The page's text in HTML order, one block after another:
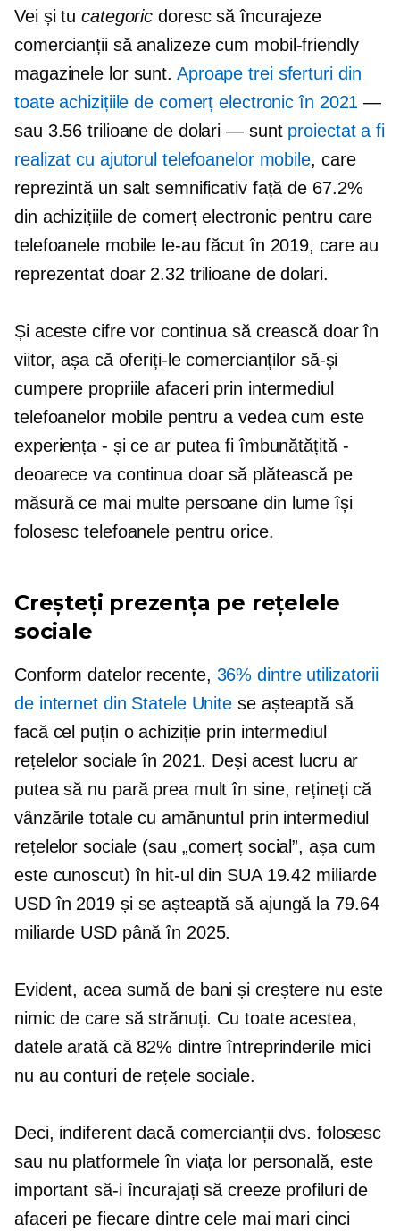
Vei și tu categoric doresc să încurajeze
comercianții să analizeze cum mobil-friendly
magazinele lor sunt. Aproapetrei sferturidin
toate achizițiile de comerț electronic în 2021 —
sau 3.56 trilioane de dolari — sunt proiectat a fi
realizat cu ajutorul telefoanelor mobile, care
reprezintă un salt semnificativ față de 67.2%
din achizițiile de comerț electronic pentru care
telefoanele mobile le-au făcut în 2019, care au
reprezentat doar 2.32 trilioane de dolari.
Și aceste cifre vor continua să crească doar în
viitor, așa că oferiți-le comercianților să-și
cumpere propriile afaceri prin intermediul
telefoanelor mobile pentru a vedea cum este
experiența - și ce ar putea fi îmbunătățită -
deoarece va continua doar să plătească pe
măsură ce mai multe persoane din lume își
folosesc telefoanele pentru orice.
Creșteți prezența pe rețelele
sociale
Conform datelor recente, 36% dintre utilizatorii
de internet din Statele Unite se așteaptă să
facă cel puțin o achiziție prin intermediul
rețelelor sociale în 2021. Deși acest lucru ar
putea să nu pară prea mult în sine, rețineți că
vânzările totale cu amănuntul prin intermediul
rețelelor sociale (sau „comerț social”, așa cum
este cunoscut) în hit-ul din SUA 19.42 miliarde
USD în 2019 și se așteaptă să ajungă la 79.64
miliarde USD până în 2025.
Evident, acea sumă de bani și creștere nu este
nimic de care să strănuți. Cu toate acestea,
datele arată că 82% dintre întreprinderile mici
nu au conturi de rețele sociale.
Deci, indiferent dacă comercianții dvs. folosesc
sau nu platformele în viața lor personală, este
important să-i încurajați să creeze profiluri de
afaceri pe fiecare dintre cele mai mari cinci